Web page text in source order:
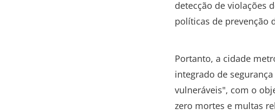
detecção de violações
políticas de prevenção
Portanto, a cidade
integrado de
vulneráveis", com o
zero mortes e multas